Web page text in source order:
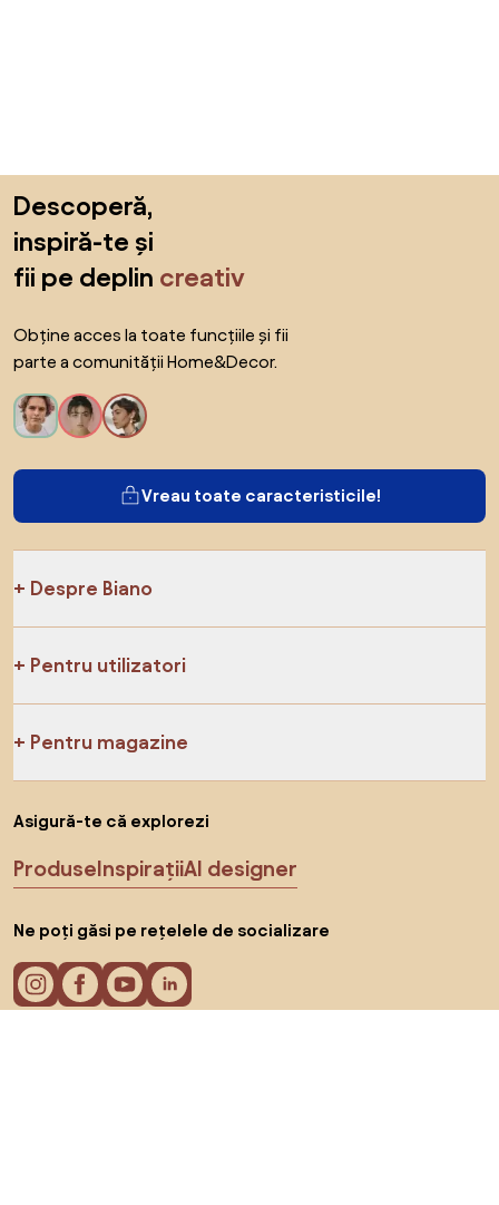
Descoperă,
inspiră-te și
fii pe deplin creativ
Obține acces la toate funcțiile și fii
parte a comunității Home&Decor.
Vreau toate caracteristicile!
Despre Biano
Pentru utilizatori
Pentru magazine
Asigură-te că explorezi
ProduseInspirațiiAI designer
Ne poți găsi pe rețelele de socializare